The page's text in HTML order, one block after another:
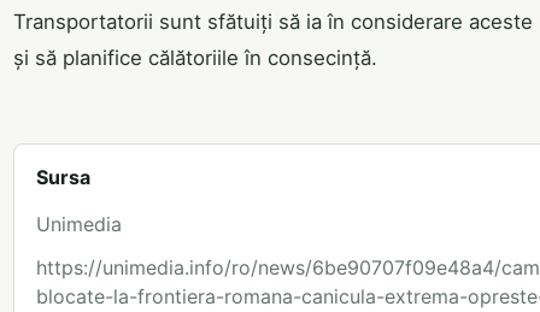
Transportatorii sunt sfătuiți să ia în considerare
și să planifice călătoriile în consecință.
Sursa
Unimedia
https://unimedia.info/ro/news/6be90707f09e48a4/
blocate-la-frontiera-romana-canicula-extrema-